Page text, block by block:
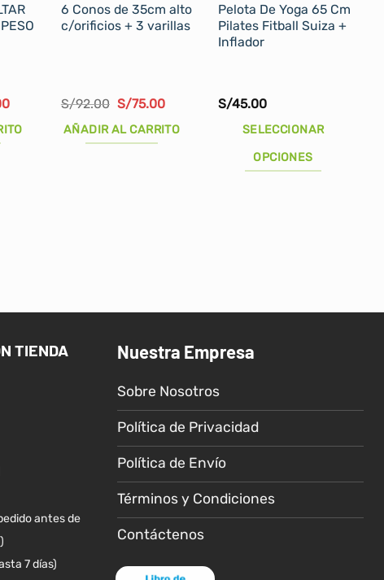
El
actual
6 Conos de 35cm alto
c/orificios + 3 varillas
S/92.00 El
original
era:
S/75.00El
actual
AÑADIR AL CARRITO
Pelota De Yoga 65 Cm
Pilates Fitball Suiza +
Inflador
S/45.00
SELECCIONAR
OPCIONES
en
página
de
producto
TIENDA
antes de
7 días)
Nuestra Empresa
Sobre Nosotros
Política de Privacidad
Política de Envío
Términos y Condiciones
Contáctenos